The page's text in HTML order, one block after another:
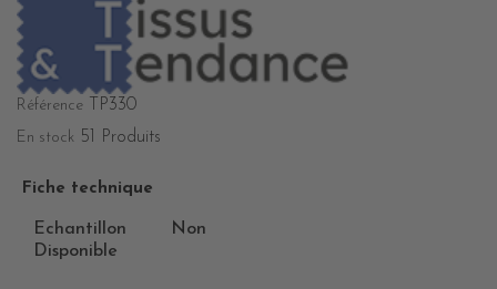
Référence TP330
En stock 51 Produits
Fiche technique
Echantillon
Disponible
Non